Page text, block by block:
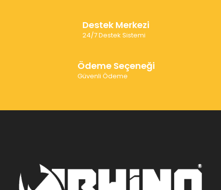
Destek Merkezi
24/7 Destek Sistemi
Ödeme Seçeneği
Güvenli Ödeme